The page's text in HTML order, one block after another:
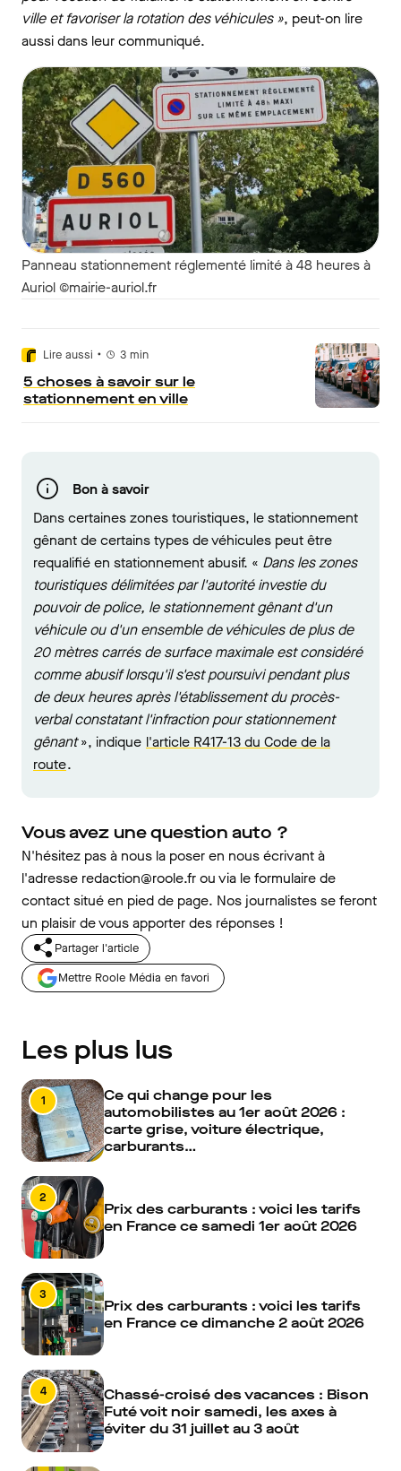
ville et favoriser la rotation des véhicules », peut-on lire
aussi dans leur communiqué.
Panneau stationnement réglementé limité à 48 heures à
Auriol ©mairie-auriol.fr
Lire aussi • 3 min
5 choses à savoir sur le
stationnement en ville
Bon à savoir
Dans certaines zones touristiques, le stationnement
gênant de certains types de véhicules peut être
requalifié en stationnement abusif. « Dans les zones
touristiques délimitées par l'autorité investie du
pouvoir de police, le stationnement gênant d'un
véhicule ou d'un ensemble de véhicules de plus de
20 mètres carrés de surface maximale est considéré
comme abusif lorsqu'il s'est poursuivi pendant plus
de deux heures après l'établissement du procès-
verbal constatant l'infraction pour stationnement
gênant», indique l'article R417-13 du Code de la
route.
Vous avez une question auto ?
N'hésitez pas à nous la poser en nous écrivant à
l'adresse redaction@roole.fr ou via le formulaire de
contact situé en pied de page. Nos journalistes se feront
un plaisir de vous apporter des réponses !
Partager l'article
Mettre Roole Média en favori
Les plus lus
1
Ce qui change pour les
automobilistes au 1er août 2026 :
carte grise, voiture électrique,
carburants…
2
Prix des carburants : voici les tarifs
en France ce samedi 1er août 2026
3
Prix des carburants : voici les tarifs
en France ce dimanche 2 août 2026
4
Chassé-croisé des vacances : Bison
Futé voit noir samedi, les axes à
éviter du 31 juillet au 3 août